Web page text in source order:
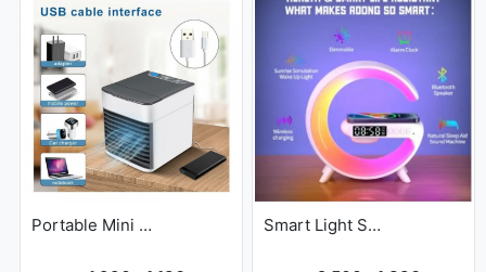
Portable Mini USB Air Cooler with 7 Colors LED lights for Office/Home Smart Light Sound Machine G Shape